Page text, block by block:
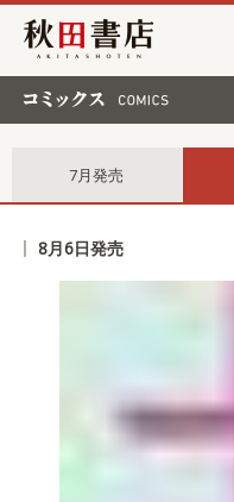
秋田書店
7月発売
8月6日発売